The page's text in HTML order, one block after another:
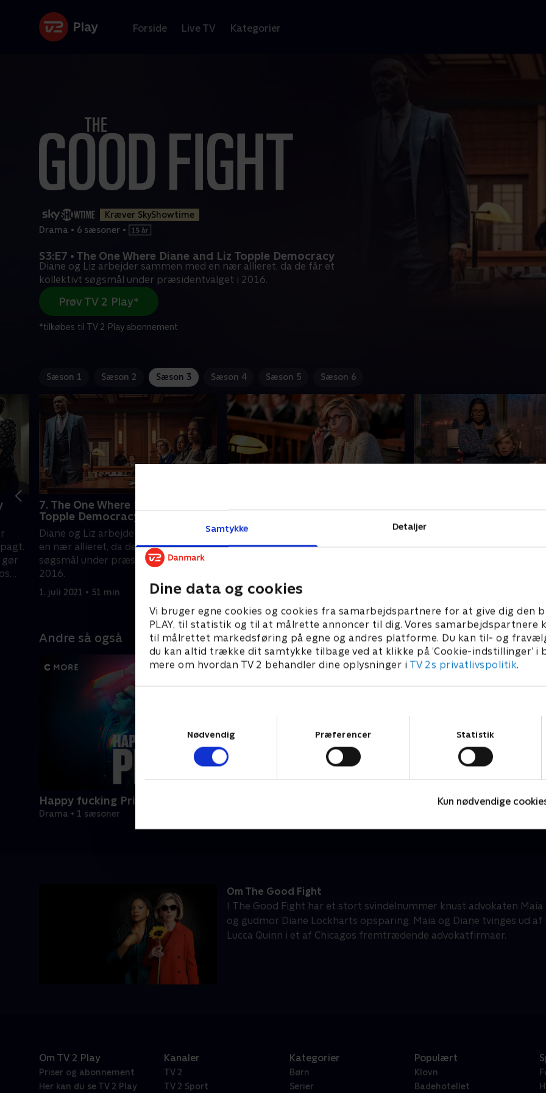
Samtykke Detaljer
Dine data og cookies
Vi bruger egne cookies og cookies fra samarbejdspartnere for at give dig den
PLAY, til statistik og til at målrette annoncer til dig. Vores samarbejdspartnere
til målrettet markedsføring på egne og andres platforme. Du kan til- og
du kan altid trække dit samtykke tilbage ved at klikke på ’Cookie-indstillinger’ i
mere om hvordan TV 2 behandler dine oplysninger i TV 2s privatlivspolitik.
Nødvendig
Præferencer Statistik
Kun nødvendige
Forside Live TV Kategorier
Kræver SkyShowtime
Drama • 6 sæsoner •
S3:E7 • The One Where Diane and Liz Topple Democracy
Diane og Liz arbejder sammen med en nær allieret, da de får et
kollektivt søgsmål under præsidentvalget i 2016.
Prøv TV 2 Play*
*tilkøbes til TV 2 Play abonnement
Sæson 1 Sæson 2 Sæson 3 Sæson 4 Sæson 5 Sæson 6
gør
7. The One Where Diane and Liz
Topple Democracy
Diane og Liz arbejder sammen med
en nær allieret, da de får et kollektivt
søgsmål under præsidentvalget i
2016.
1. juli 2021 • 51 min
Felix Staples ryster firmaet, da han
vender tilbage og får et velkendt
RBL får til opgave at hyre en
Andre så også
Happy fucking Pride
Drama • 1 sæsoner
Om The Good Fight
I The Good Fight har et stort svindelnummer knust advokaten
og gudmor Diane Lockharts opsparing. Maia og Diane tvinges ud
Lucca Quinn i et af Chicagos fremtrædende advokatfirmaer.
Om TV 2 Play
Priser og abonnement
Her kan du se TV 2 Play
Kanaler
TV 2
TV 2 Sport
Kategorier
Børn
Serier
Populært
Klovn
Badehotellet